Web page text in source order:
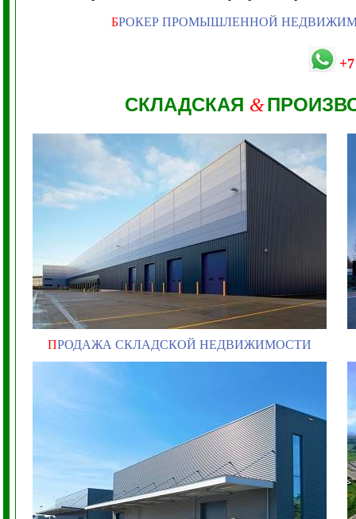
БРОКЕР ПРОМЫШЛЕННОЙ
СКЛАДСКАЯ &
ПРОДАЖА СКЛАДСКОЙ НЕДВИЖИМОСТИ